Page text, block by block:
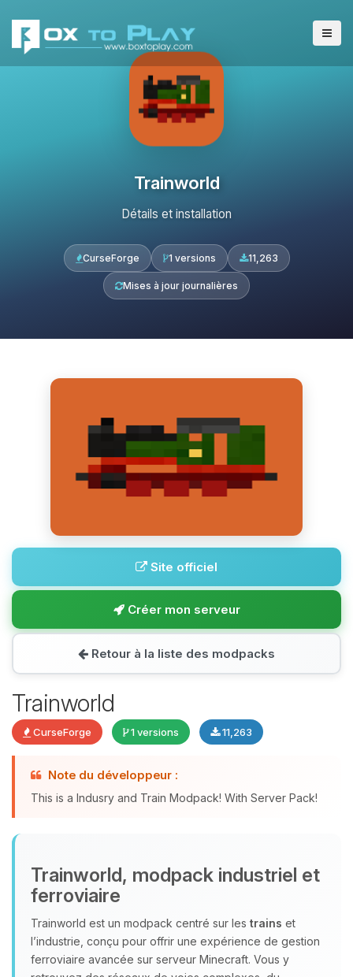
Trainworld
Détails et installation
CurseForge 1 versions 11,263
Mises à jour journalières
Site officiel
Créer mon serveur
Retour à la liste des modpacks
Trainworld
CurseForge 1 versions 11,263
Note du développeur :
This is a Indusry and Train Modpack! With Server Pack!
Trainworld, modpack industriel et
ferroviaire
Trainworld est un modpack centré sur les trains et
l’industrie, conçu pour offrir une expérience de gestion
ferroviaire avancée sur serveur Minecraft. Vous y
parler ! Moi c’est Choupy, ton petit
assistant BoxToPlay. Dis-moi ce dont